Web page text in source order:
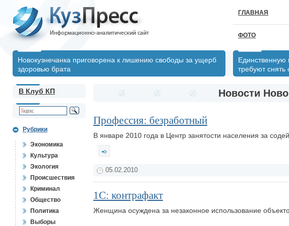
ГЛАВНАЯ
ФОТО
Новокузнечанка приговорена к лишению свободы за ущерб
здоровью брата
Единственную
требуют снять
В Клуб КП
Рубрики
Экономика
Культура
Экология
Происшествия
Криминал
Общество
Политика
Выборы
Новости
Профессия: безработный
В январе 2010 года в Центр занятости населения за
05.02.2010
1С: контрафакт
Женщина осуждена за незаконное использование